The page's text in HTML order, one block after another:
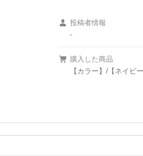
投稿者情報
-
購入した商品
【カラー】/【ネイ